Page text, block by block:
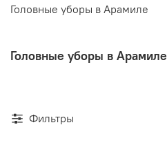
Головные уборы в Арамиле
Головные уборы в Арамиле
Фильтры